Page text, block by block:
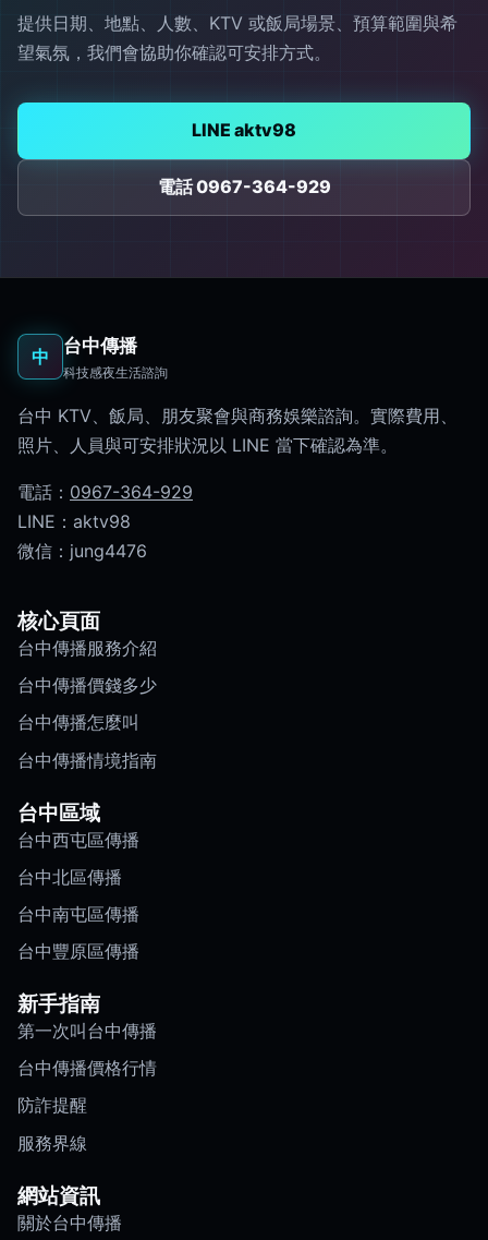
提供日期、地點、人數、KTV 或飯局場景、預算範圍與希
望氣氛，我們會協助你確認可安排方式。
LINE aktv98
電話 0967-364-929
中 台中傳播
科技感夜生活諮詢
台中 KTV、飯局、朋友聚會與商務娛樂諮詢。實際費用、
照片、人員與可安排狀況以 LINE 當下確認為準。
電話： 0967-364-929
LINE：aktv98
微信：jung4476
核心頁面
台中傳播服務介紹
台中傳播價錢多少
台中傳播怎麼叫
台中傳播情境指南
台中區域
台中西屯區傳播
台中北區傳播
台中南屯區傳播
台中豐原區傳播
新手指南
第一次叫台中傳播
台中傳播價格行情
防詐提醒
服務界線
網站資訊
關於台中傳播